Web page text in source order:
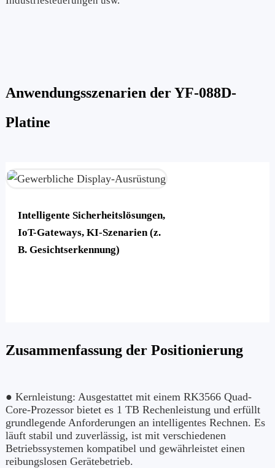
Anwendungsszenarien der YF-088D-
Platine
Intelligente Sicherheitslösungen,
IoT-Gateways, KI-Szenarien (z.
B. Gesichtserkennung)
Zusammenfassung der Positionierung
● Kernleistung: Ausgestattet mit einem RK3566 Quad-
Core-Prozessor bietet es 1 TB Rechenleistung und erfüllt
grundlegende Anforderungen an intelligentes Rechnen. Es
läuft stabil und zuverlässig, ist mit verschiedenen
Betriebssystemen kompatibel und gewährleistet einen
reibungslosen Gerätebetrieb.